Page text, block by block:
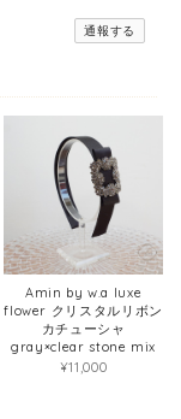
通報する
Amin by w.a luxe
flower クリスタルリボン
カチューシャ
gray×clear stone mix
¥11,000